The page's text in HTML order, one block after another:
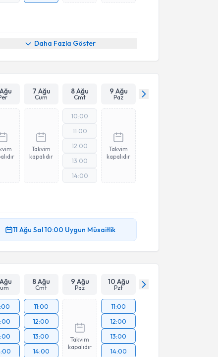
Daha Fazla Göster
7 Ağu
Cum
8 Ağu
Cmt
9 Ağu
Paz
Takvim
kapalıdır
10:00
11:00
12:00
13:00
14:00
Takvim
kapalıdır
11 Ağu Sal10:00 Uygun Müsaitlik
8 Ağu
Cmt
9 Ağu
Paz
10 Ağu
Pzt
11:00
12:00
13:00
14:00
Takvim
kapalıdır
11:00
12:00
13:00
14:00